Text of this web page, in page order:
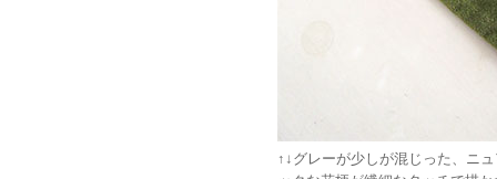
↑↓グレーが少しが混じった、ニ